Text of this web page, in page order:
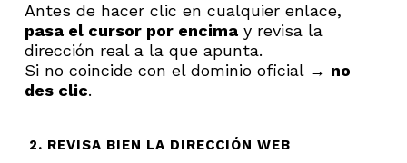
Antes de hacer clic en cualquier enlace,
pasa el cursor por encimay revisa la
dirección real a la que apunta.
Si no coincide con el dominio oficial → no
des clic.
2. REVISA BIEN LA DIRECCIÓN WEB